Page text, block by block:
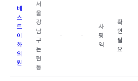
베
스
트
이
화
의
원
서
울
강
남
구
논
현
동
- -
사
평
역
확
인
필
요